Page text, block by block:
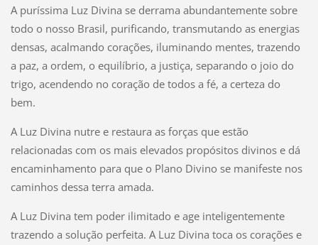
A puríssima Luz Divina se derrama abundantemente sobre
todo o nosso Brasil, purificando, transmutando as energias
densas, acalmando corações, iluminando mentes, trazendo
a paz, a ordem, o equilíbrio, a justiça, separando o joio do
trigo, acendendo no coração de todos a fé, a certeza do
bem.
A Luz Divina nutre e restaura as forças que estão
relacionadas com os mais elevados propósitos divinos e dá
encaminhamento para que o Plano Divino se manifeste nos
caminhos dessa terra amada.
A Luz Divina tem poder ilimitado e age inteligentemente
trazendo a solução perfeita. A Luz Divina toca os corações e